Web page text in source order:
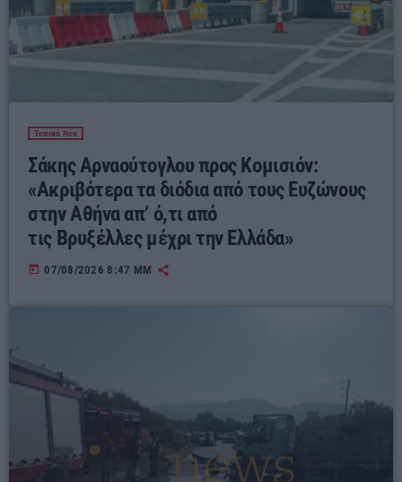
Τοπικά Νέα
Σάκης Αρναούτογλου προς Κομισιόν:
«Ακριβότερα τα διόδια από τους Ευζώνους
στην Αθήνα απ’ ό,τι από
τις Βρυξέλλες μέχρι την Ελλάδα»
today 07/08/2026 8:47 ΜΜ